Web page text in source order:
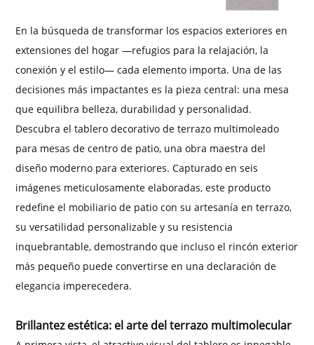
En la búsqueda de transformar los espacios exteriores en
extensiones del hogar —refugios para la relajación, la
conexión y el estilo— cada elemento importa. Una de las
decisiones más impactantes es la pieza central: una mesa
que equilibra belleza, durabilidad y personalidad.
Descubra el tablero decorativo de terrazo multimoleado
para mesas de centro de patio, una obra maestra del
diseño moderno para exteriores. Capturado en seis
imágenes meticulosamente elaboradas, este producto
redefine el mobiliario de patio con su artesanía en terrazo,
su versatilidad personalizable y su resistencia
inquebrantable, demostrando que incluso el rincón exterior
más pequeño puede convertirse en una declaración de
elegancia imperecedera.
Brillantez estética: el arte del terrazo multimolecular